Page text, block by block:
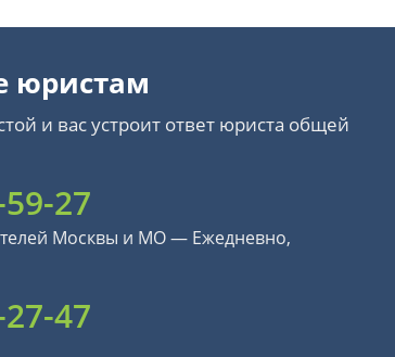
юристам
и вас устроит ответ юриста общей
27
Москвы и МО — Ежедневно,
47